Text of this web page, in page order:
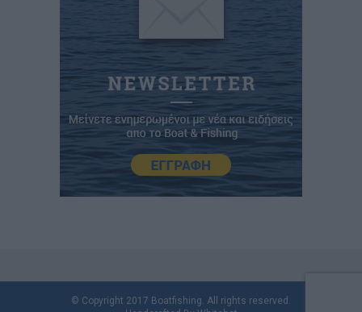
© Copyright 2017 Boatfishing. All rights reserved.